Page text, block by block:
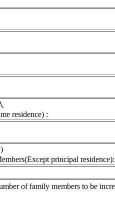
residence) :
principal residence):
of family members to be